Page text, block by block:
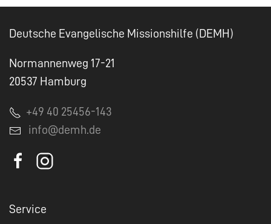
Deutsche Evangelische Missionshilfe (DEMH)
Normannenweg 17-21
20537 Hamburg
+49 40 25456-143
info@demh.de
Service